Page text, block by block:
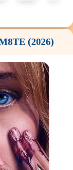
на
реальных
Гоблина
Кураж-Бамбей
жестокость
(2026)